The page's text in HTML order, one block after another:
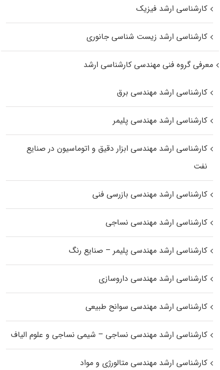
کارشناسی ارشد فیزیک
کارشناسی ارشد زیست‌ شناسی جانوری
معرفی گروه فنی مهندسی کارشناسی ارشد
کارشناسی ارشد مهندسی برق
کارشناسی ارشد مهندسی پلیمر
کارشناسی ارشد مهندسی ابزار دقیق و اتوماسیون در صنایع
نفت
کارشناسی ارشد مهندسی بازرسی فنی
کارشناسی ارشد مهندسی نساجی
کارشناسی ارشد مهندسی پلیمر – صنایع رنگ
کارشناسی ارشد مهندسی داروسازی
کارشناسی ارشد مهندسی سوانح طبیعی
کارشناسی ارشد مهندسی نساجی – شیمی نساجی و علوم الیاف
کارشناسی ارشد مهندسی متالورژی و مواد